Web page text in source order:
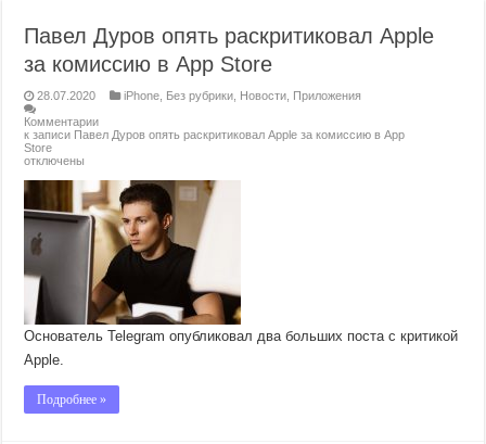
Павел Дуров опять раскритиковал Apple
за комиссию в App Store
28.07.2020 iPhone Без рубрики Новости Приложения
Комментарии
к записи Павел Дуров опять раскритиковал Apple за комиссию в App
Store
отключены
Основатель Telegram опубликовал два больших поста с критикой
Apple.
Подробнее »